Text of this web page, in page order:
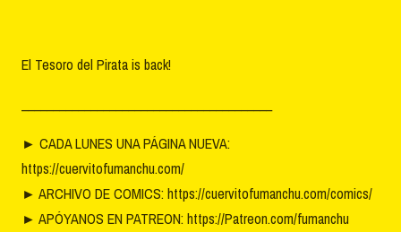
El Tesoro del Pirata is back!
► CADA LUNES UNA PÁGINA NUEVA:
https://cuervitofumanchu.com/
► ARCHIVO DE COMICS: https://cuervitofumanchu.com/comics/
► APÓYANOS EN PATREON: https://Patreon.com/fumanchu